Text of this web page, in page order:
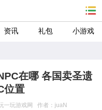
资讯 礼包 小游戏
在哪 各国卖圣遗
位置
一玩游戏网 作者：juaN